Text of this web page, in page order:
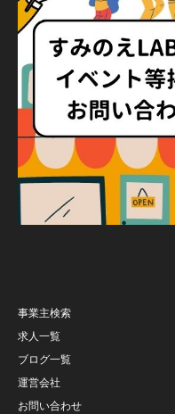
事業主検索
求人一覧
ブログ一覧
運営会社
お問い合わせ